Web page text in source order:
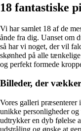
18 fantastiske
Vi har samlet 18 af de
ånde fra dig. Uanset om
så har vi noget, der vil
skønhed på alle
og perfekt formede
Billeder, der
Vores galleri præsenterer
unikke personligheder
udtrykker en dyb følelse
udstråling og ønske at